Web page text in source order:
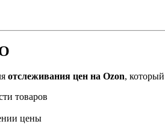
отслеживания цен на Ozon,
товаров
цены